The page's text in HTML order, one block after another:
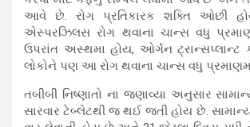
આવે છે. રોગ પ્રતિકારક શક્તિ ઓછી
એસ્પરઝિલસ રોગ થવાના ચાન્સ વધુ
ઉપરાંત અસ્થમા હોય, ઓર્ગન ટ્રાન્સપ્લાન્ટ
લોકોને પણ આ રોગ થવાના ચાન્સ વધુ
તબીબી નિષ્ણાતો ના જણાવ્યા અનુસાર
સારવાર ટેબ્લેટથી જ થઈ જતી હોય છે.